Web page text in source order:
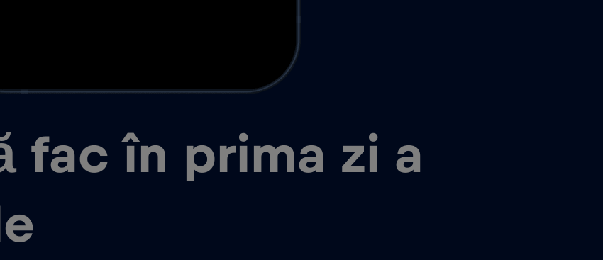
fac în prima zi a